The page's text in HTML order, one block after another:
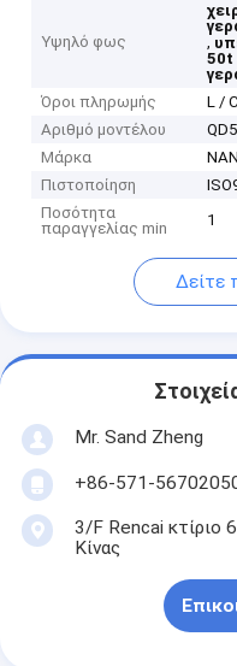
Υψηλό φως
,
50t
Όροι πληρωμής
L /
Αριθμό μοντέλου
Μάρκα
Πιστοποίηση
Ποσότητα
παραγγελίας min
1
Δείτε
Mr. Sand Zheng
+86-571-
3/F Rencai κτίριο
Κίνας